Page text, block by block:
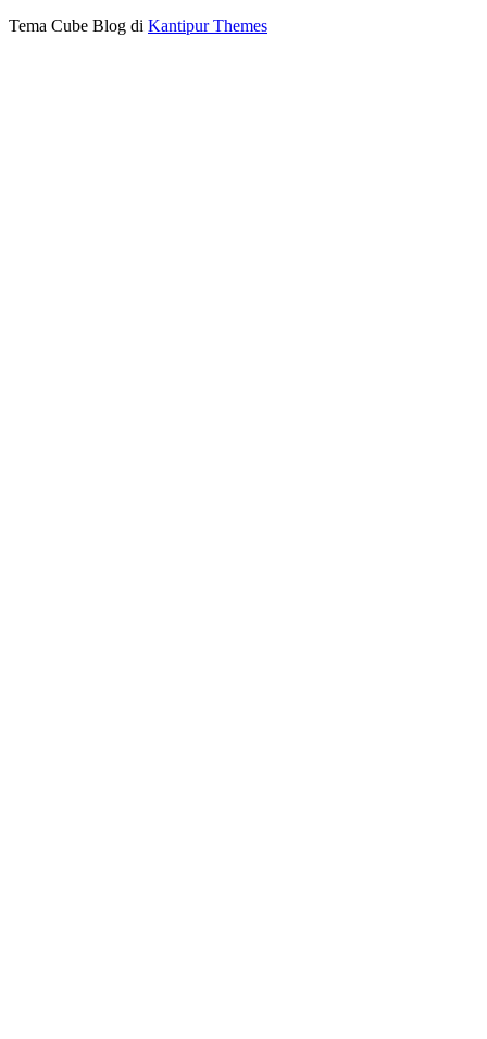
Tema Cube Blog di Kantipur Themes